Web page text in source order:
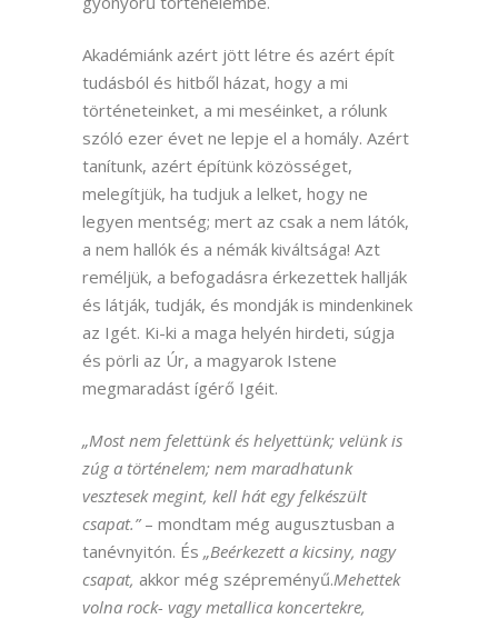
Akadémiánk azért jött létre és azért épít
tudásból és hitből házat, hogy a mi
történeteinket, a mi meséinket, a rólunk
szóló ezer évet ne lepje el a homály. Azért
tanítunk, azért építünk közösséget,
melegítjük, ha tudjuk a lelket, hogy ne
legyen mentség; mert az csak a nem látók,
a nem hallók és a némák kiváltsága! Azt
reméljük, a befogadásra érkezettek hallják
és látják, tudják, és mondják is mindenkinek
az Igét. Ki-ki a maga helyén hirdeti, súgja
és pörli az Úr, a magyarok Istene
megmaradást ígérő Igéit.
„Most nem felettünk és helyettünk; velünk is
zúg a történelem; nem maradhatunk
vesztesek megint, kell hát egy felkészült
csapat.”– mondtam még augusztusban a
tanévnyitón. És „Beérkezett a kicsiny, nagy
csapat, akkor még szépreményű.Mehettek
volna rock- vagy metallica koncertekre,